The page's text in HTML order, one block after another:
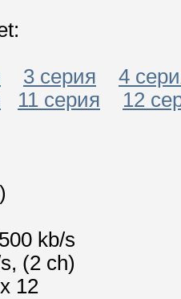
3 серия
4
11 серия 12
kb/s
(2 ch)
12